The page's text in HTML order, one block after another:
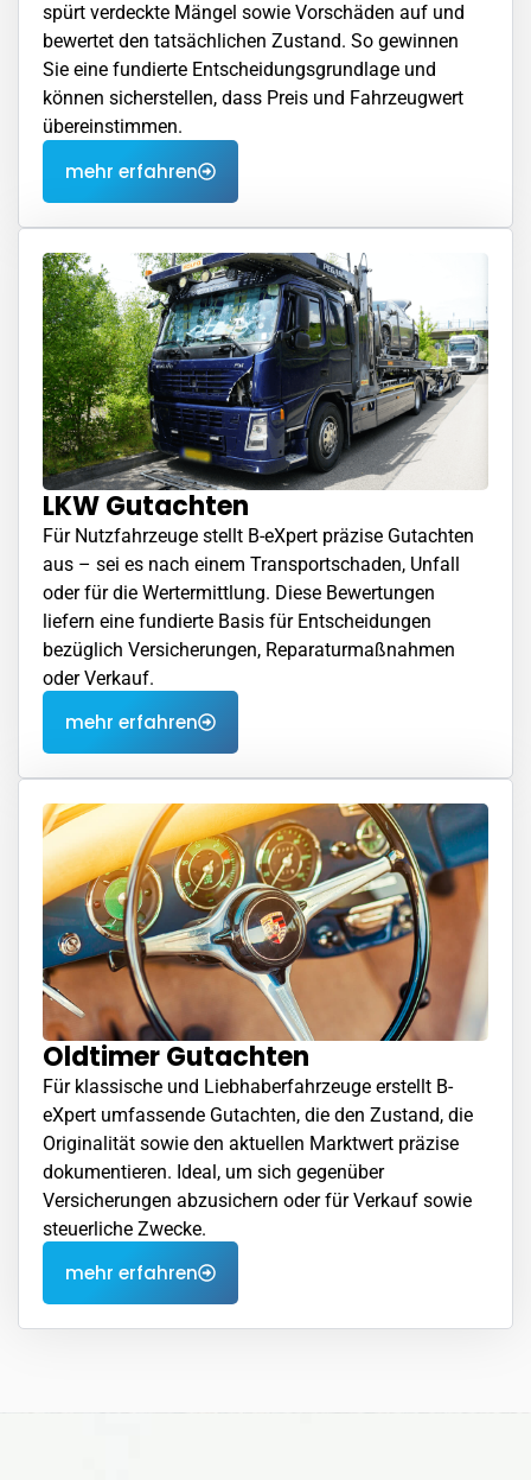
spürt verdeckte Mängel sowie Vorschäden auf und
bewertet den tatsächlichen Zustand. So gewinnen
Sie eine fundierte Entscheidungsgrundlage und
können sicherstellen, dass Preis und Fahrzeugwert
übereinstimmen.
mehr erfahren
LKW Gutachten
Für Nutzfahrzeuge stellt B-eXpert präzise Gutachten
aus – sei es nach einem Transportschaden, Unfall
oder für die Wertermittlung. Diese Bewertungen
liefern eine fundierte Basis für Entscheidungen
bezüglich Versicherungen, Reparaturmaßnahmen
oder Verkauf.
mehr erfahren
Oldtimer Gutachten
Für klassische und Liebhaberfahrzeuge erstellt B-
eXpert umfassende Gutachten, die den Zustand, die
Originalität sowie den aktuellen Marktwert präzise
dokumentieren. Ideal, um sich gegenüber
Versicherungen abzusichern oder für Verkauf sowie
steuerliche Zwecke.
mehr erfahren